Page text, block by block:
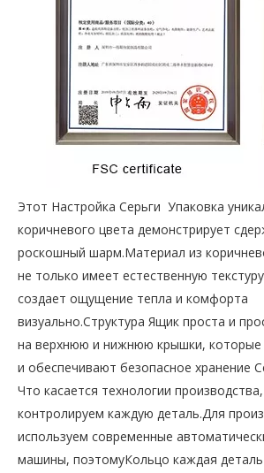
Этот Настройка Серьги Упаковка
коричневого цвета демонстрирует
роскошный шарм.Материал из
не только имеет естественную
создает ощущение тепла и комфорта
визуально.Структура Ящик проста и
на верхнюю и нижнюю крышки, которые
и обеспечивают безопасное хранение
Что касается технологии
контролируем каждую деталь.Для
используем современные
машины, поэтомуКольцо каждая